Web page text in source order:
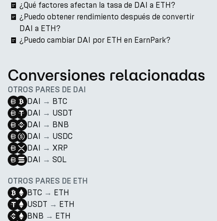
¿Qué factores afectan la tasa de DAI a ETH?
¿Puedo obtener rendimiento después de convertir
DAI a ETH?
¿Puedo cambiar DAI por ETH en EarnPark?
Conversiones relacionadas
OTROS PARES DE DAI
DAI → BTC
DAI → USDT
DAI → BNB
DAI → USDC
DAI → XRP
DAI → SOL
OTROS PARES DE ETH
BTC → ETH
USDT → ETH
BNB → ETH